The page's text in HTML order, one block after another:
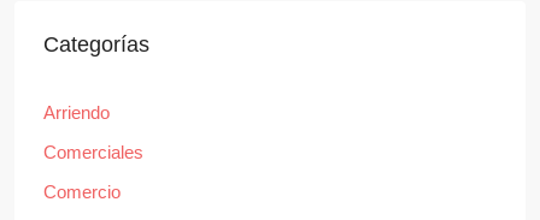
Categorías
Arriendo
Comerciales
Comercio